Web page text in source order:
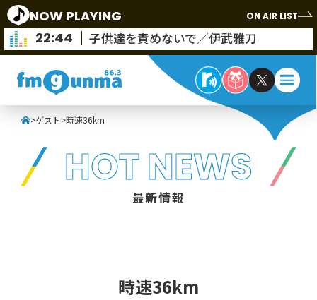
NOW PLAYING ON AIR LIST
22:44 子供達を責めないで／伊武雅刀
>ゲスト>時速36km
HOT NEWS
最新情報
時速36km